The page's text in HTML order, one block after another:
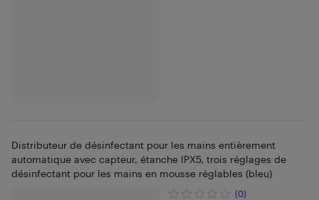
Distributeur de désinfectant pour les mains entièrement
automatique avec capteur, étanche IPX5, trois réglages de
désinfectant pour les mains en mousse réglables (bleu)
(0)